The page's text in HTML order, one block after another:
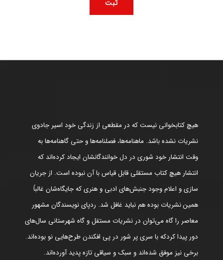
هیچ کتابخوانی نیست که در مقطعی از زندگی خود اسیر جادوی
نشریات نشده باشد. ماهنامه‌ها، فصلنامه‌ها و حتی گاهنامه‌ها به
وقت انتشار خود شوری در دل خوانندگانشان ایجاد کرده‌اند که
انتشار هیچ کتاب مستقلی قابل قیاس با آن نبوده است. از جریان
سازی و اعلام وجود جنبش‌های ادبی و هنری که جایگاه‌شان غالباً
همین نشریات بوده هم نباید غافل شد. ردپای نویسندگان مشهور
معاصر را گاه می‌توان در نشریات مستقل و گاه شهرستانی سال‌های
دور پیدا کردکه با سری پر شور در پی افکندن طرح‌هایی نو بوده‌اند.
برخی نیز موفق شده‌اند و سبک و سیاقی تازه پدید آورده‌اند.